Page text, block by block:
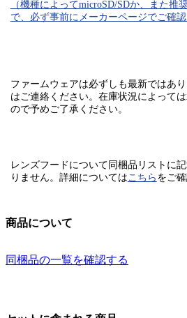
（機種によってmicroSD/SDか、また推
で、必ず事前にメーカーページでご確認
ファームウェアは必ずしも最新ではあ
はご連絡ください。在庫状況によって
ので予めご了承ください。
レンズフードについて同梱品リストに
りません。 詳細についてはこちら をご
商品について
同梱品の一覧を確認する